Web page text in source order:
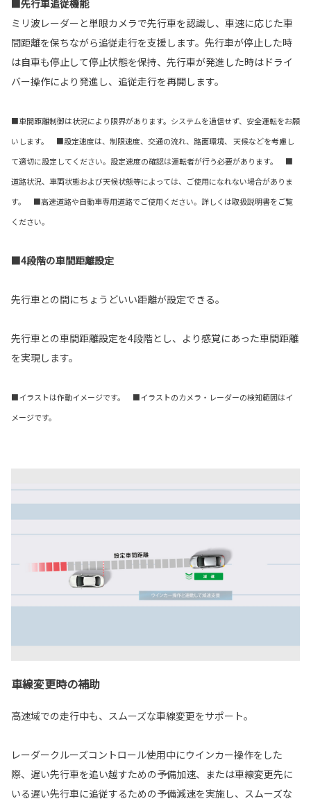
■先行車追従機能
ミリ波レーダーと単眼カメラで先行車を認識し、車速に応じた車
間距離を保ちながら追従走行を支援します。先行車が停止した時
は自車も停止して停止状態を保持、先行車が発進した時はドライ
バー操作により発進し、追従走行を再開します。
■車間距離制御は状況により限界があります。システムを過信せず、安全運転をお願
いします。 ■設定速度は、制限速度、交通の流れ、路面環境、 天候などを考慮し
て適切に設定してください。設定速度の確認は運転者が行う必要があります。 ■
道路状況、車両状態および天候状態等によっては、ご使用になれない場合がありま
す。 ■高速道路や自動車専用道路でご使用ください。詳しくは取扱説明書をご覧
ください。
■4段階の車間距離設定
先行車との間にちょうどいい距離が設定できる。
先行車との車間距離設定を4段階とし、より感覚にあった車間距離
を実現します。
■イラストは作動イメージです。 ■イラストのカメラ・レーダーの検知範囲はイ
メージです。
車線変更時の補助
高速域での走行中も、スムーズな車線変更をサポート。
レーダークルーズコントロール使用中にウインカー操作をした
際、遅い先行車を追い越すための予備加速、または車線変更先に
いる遅い先行車に追従するための予備減速を実施し、スムーズな